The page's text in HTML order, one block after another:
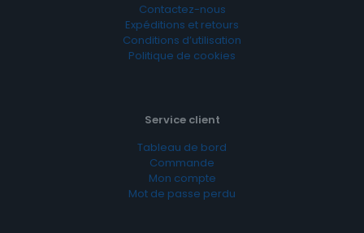
Contactez-nous
Expéditions et retours
Conditions d’utilisation
Politique de cookies
Service client
Tableau de bord
Commande
Mon compte
Mot de passe perdu